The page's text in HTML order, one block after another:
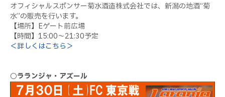
オフィシャルスポンサー菊水酒造株式会社では、新潟の地酒“菊
水”の販売を行います。
【場所】Eゲート前広場
【時間】15:00～21:30予定
＜詳しくはこちら＞
○ラランジャ・アズール